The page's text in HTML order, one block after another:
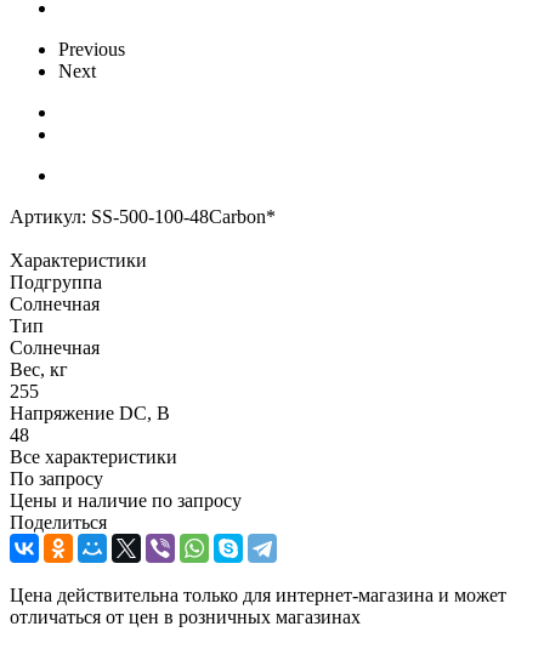
Previous
Next
Артикул: SS-500-100-48Carbon*
Характеристики
Подгруппа
Солнечная
Тип
Солнечная
Вес, кг
255
Напряжение DC, В
48
Все характеристики
По запросу
Цены и наличие по запросу
Поделиться
Цена действительна только для интернет-магазина и может
отличаться от цен в розничных магазинах